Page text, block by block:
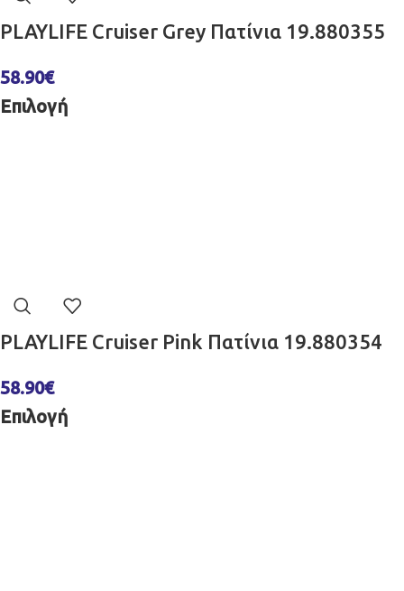
PLAYLIFE Cruiser Grey Πατίνια 19.880355
58.90€
Επιλογή
PLAYLIFE Cruiser Pink Πατίνια 19.880354
58.90€
Επιλογή